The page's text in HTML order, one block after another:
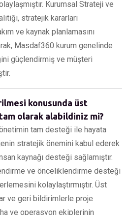
Kurumsal Strateji ve
stratejik kararları
ve kaynak planlamasını
Masdaf360 kurum genelinde
güçlendirmiş ve müşteri
konusunda üst
olarak alabildiniz mi?
tam desteği ile hayata
stratejik önemini kabul ederek
kaynağı desteği sağlamıştır.
ve önceliklendirme desteği
kolaylaştırmıştır. Üst
ve geri bildirimlerle proje
ve operasyon ekiplerinin